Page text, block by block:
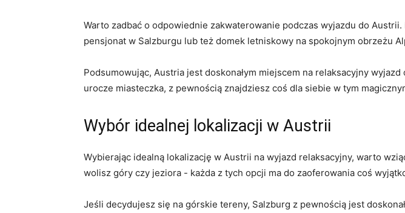
Warto ⁣zadbać ‌o odpowiednie zakwaterowanie podczas wyjazdu do
pensjonat w ‌Salzburgu lub też domek letniskowy na spokojnym obrzeżu
Podsumowując, Austria ⁤jest ⁢doskonałym miejscem na ⁣relaksacyjny‌
urocze ​miasteczka, ⁣z pewnością znajdziesz coś dla ‌siebie‌ w tym
Wybór‍ idealnej‌ lokalizacji⁢ w ‌Austrii
Wybierając idealną lokalizację w ⁢Austrii na wyjazd⁣ relaksacyjny, warto
wolisz góry czy jeziora -‌ każda z tych opcji ma‌ do zaoferowania ⁢coś
Jeśli decydujesz się na górskie tereny, Salzburg z pewnością jest